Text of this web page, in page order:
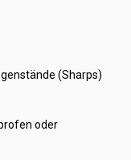
(Sharps)
oder